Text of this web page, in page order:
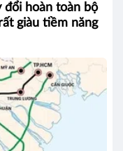
đổi hoàn toàn bộ
giàu tiềm năng